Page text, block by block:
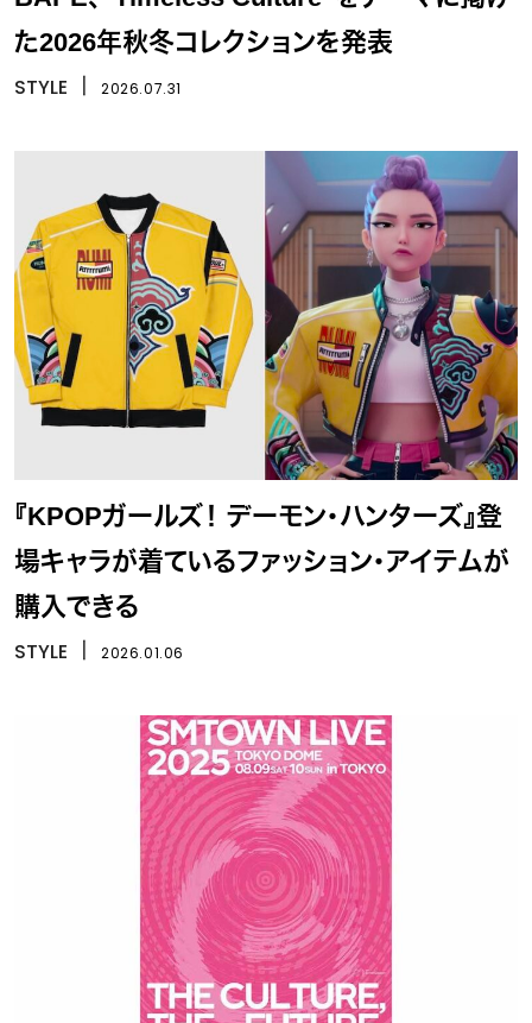
た2026年秋冬コレクションを発表
STYLE 2026.07.31
『KPOPガールズ！ デーモン・ハンターズ』登
場キャラが着ているファッション・アイテムが
購入できる
STYLE 2026.01.06